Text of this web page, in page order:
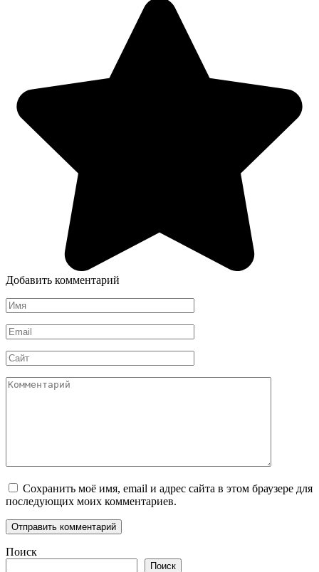
Добавить комментарий
Имя
*
Email
*
Сайт
Комментарий
Сохранить моё имя, email и адрес сайта в этом браузере для
последующих моих комментариев.
Поиск
Поиск